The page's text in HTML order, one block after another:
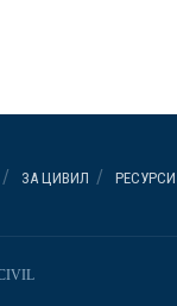
ЗА ЦИВИЛ РЕСУРСИ